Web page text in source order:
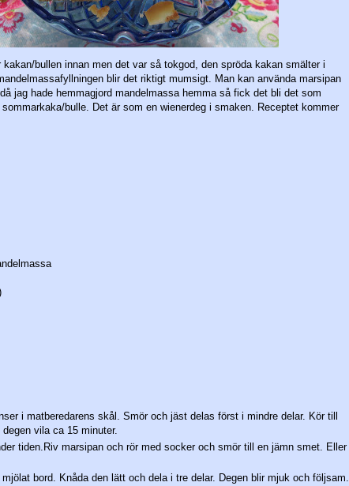
kakan/bullen innan men det var så tokgod, den spröda kakan smälter i
blir det riktigt mumsigt. Man kan använda marsipan
jag hade hemmagjord mandelmassa hemma så fick det bli det som
bulle. Det är som en wienerdeg i smaken. Receptet kommer
i matberedarens skål. Smör och jäst delas först i mindre delar. Kör till
vila ca 15 minuter.
tiden.Riv marsipan och rör med socker och smör till en jämn smet. Eller
mjölat bord. Knåda den lätt och dela i tre delar. Degen blir mjuk och följsam.